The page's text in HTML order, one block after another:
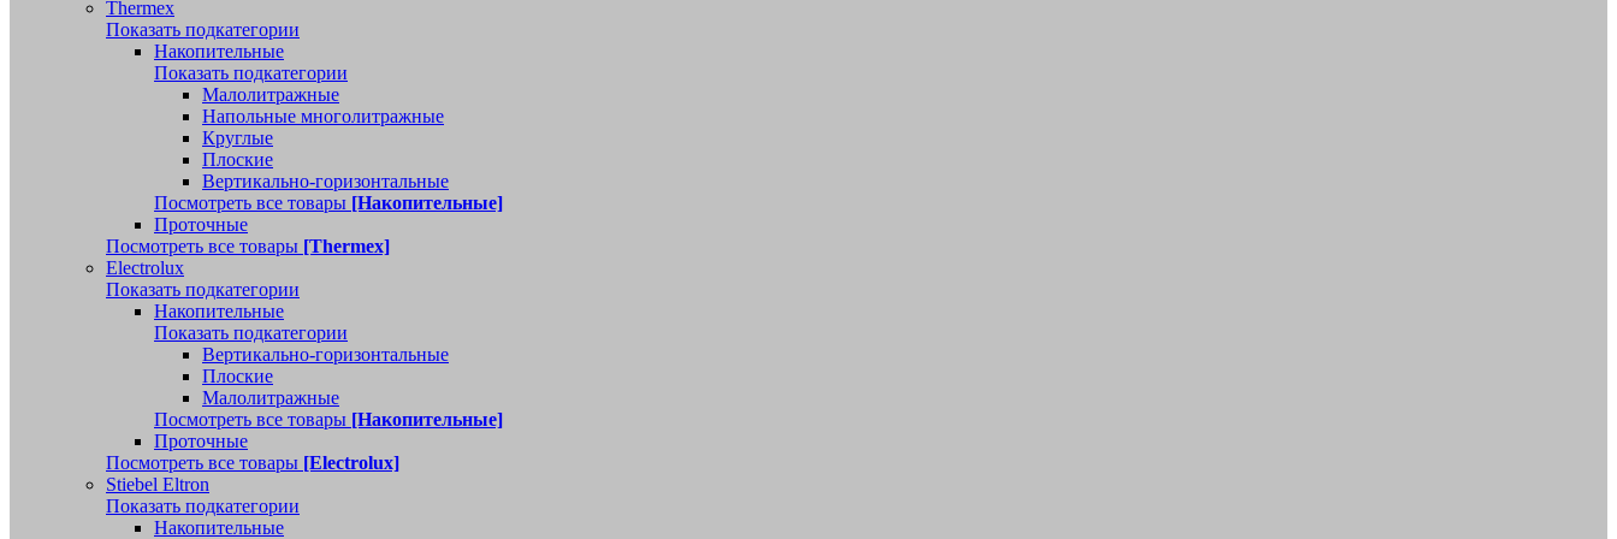
Thermex
Показать подкатегории
Накопительные
Показать подкатегории
Малолитражные
Напольные многолитражные
Круглые
Плоские
Вертикально-горизонтальные
Посмотреть все товары [Накопительные]
Проточные
Посмотреть все товары [Thermex]
Electrolux
Показать подкатегории
Накопительные
Показать подкатегории
Вертикально-горизонтальные
Плоские
Малолитражные
Посмотреть все товары [Накопительные]
Проточные
Посмотреть все товары [Electrolux]
Stiebel Eltron
Показать подкатегории
Накопительные